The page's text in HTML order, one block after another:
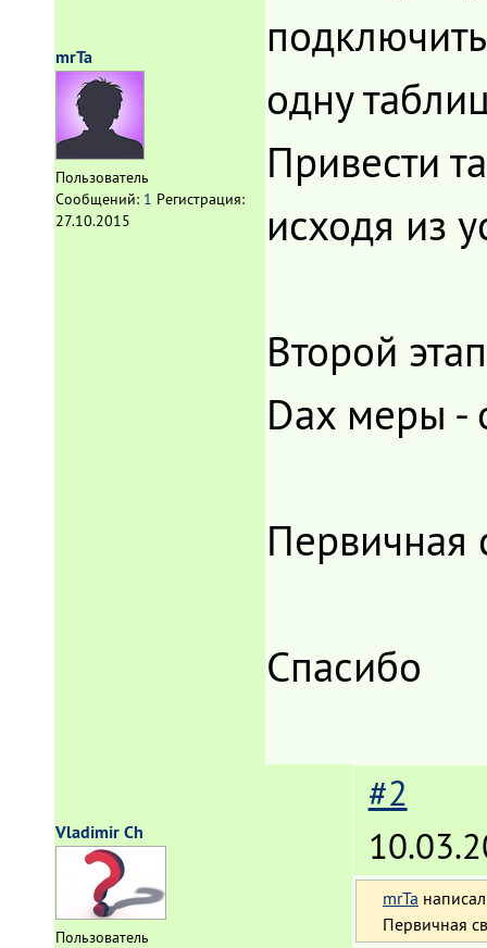
mrTa
Пользователь
Сообщений: 1 Регистрация:
27.10.2015
одну
Привести
исходя из
Второй
Dax меры -
Первичная
Спасибо
Vladimir Ch
Пользователь
#2
mrTa
Первичная